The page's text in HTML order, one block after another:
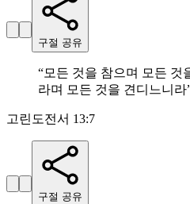
구절 공유
“모든 것을 참으며 모든 것
라며 모든 것을 견디느니라
고린도전서 13:7
구절 공유